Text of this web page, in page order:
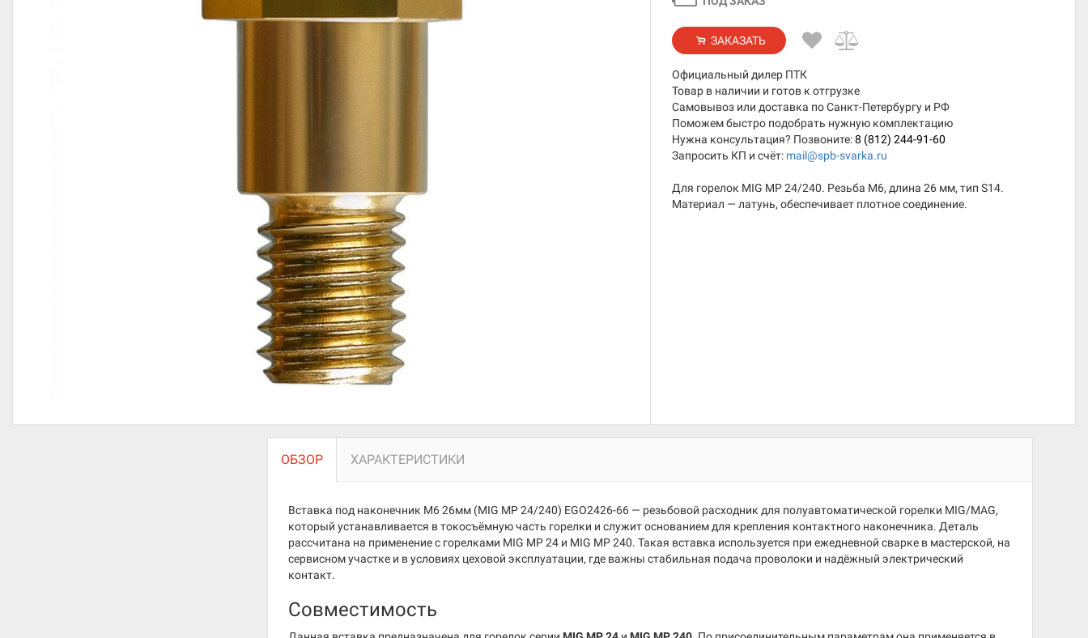
ЗАКАЗАТЬ
Официальный дилер ПТК
Товар в наличии и готов к отгрузке
Самовывоз или доставка по Санкт-Петербургу и РФ
Поможем быстро подобрать нужную комплектацию
Нужна консультация? Позвоните:8 (812) 244-91-60
Запросить КП и счёт: mail@spb-svarka.ru
Для горелок MIG MP 24/240. Резьба M6, длина 26 мм, тип S14.
Материал — латунь, обеспечивает плотное соединение.
ОБЗОР ХАРАКТЕРИСТИКИ
Вставка под наконечник M6 26мм (MIG MP 24/240) EGO2426-66 — резьбовой расходник для полуавтоматической горелки MIG/MAG,
который устанавливается в токосъёмную часть горелки и служит основанием для крепления контактного наконечника. Деталь
рассчитана на применение с горелками MIG MP 24 и MIG MP 240. Такая вставка используется при ежедневной сварке в мастерской, на
сервисном участке и в условиях цеховой эксплуатации, где важны стабильная подача проволоки и надёжный электрический
контакт.
Совместимость